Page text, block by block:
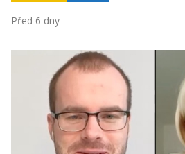
Před 6 dny